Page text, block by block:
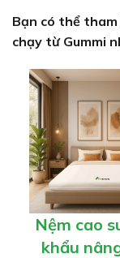
Bạn có thể
chạy từ Gummi
Nệm cao
khẩu